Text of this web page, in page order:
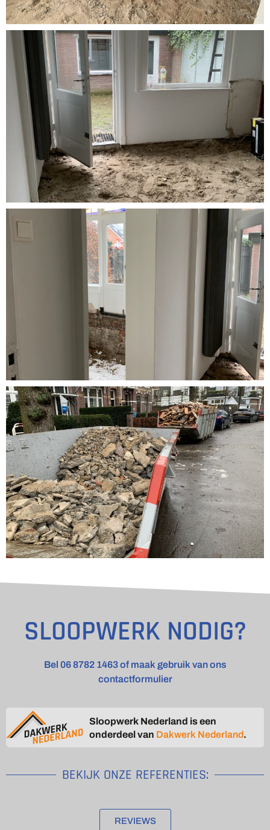
SLOOPWERK NODIG?
Bel 06 8782 1463 of maak gebruik van ons
contactformulier
Sloopwerk Nederland is een
onderdeel van Dakwerk Nederland.
BEKIJK ONZE REFERENTIES:
REVIEWS